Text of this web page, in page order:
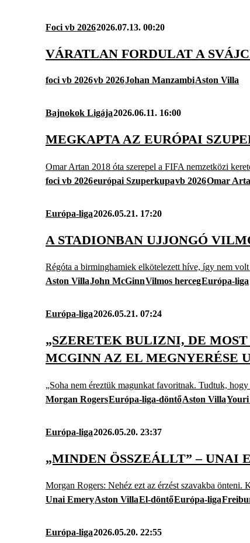
Foci vb 20262026.07.13. 00:20
VÁRATLAN FORDULAT A
foci vb 2026vb 2026Johan ManzambiAston Villa
Bajnokok Ligája2026.06.11. 16:00
MEGKAPTA AZ EURÓPAI
Omar Artan 2018 óta szerepel a FIFA nemzetközi
foci vb 2026európai Szuperkupavb 2026Omar
Európa-liga2026.05.21. 17:20
A STADIONBAN UJJONGÓ
Régóta a birminghamiek elkötelezett híve, így nem
Aston VillaJohn McGinnVilmos hercegEurópa-liga
Európa-liga2026.05.21. 07:24
„SZERETEK BULIZNI, DE
MCGINN AZ EL MEGNYERÉSE
„Soha nem éreztük magunkat favoritnak. Tudtuk,
Morgan RogersEurópa-liga-döntőAston VillaYouri
Európa-liga2026.05.20. 23:37
„MINDEN ÖSSZEÁLLT” –
Morgan Rogers: Nehéz ezt az érzést szavakba önteni.
Unai EmeryAston VillaEl-döntőEurópa-liga
Európa-liga2026.05.20. 22:55